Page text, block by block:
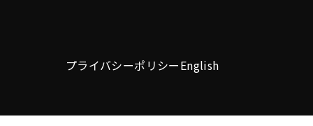
プライバシーポリシーEnglish